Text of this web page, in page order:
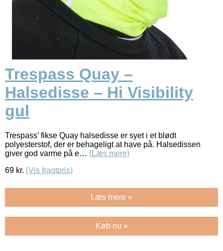
Trespass Quay –
Halsedisse – Hi Visibility
gul
Trespass’ fikse Quay halsedisse er syet i et blødt
polyesterstof, der er behageligt at have på. Halsedissen
giver god varme på e… (Læs mere)
69 kr. (Vis fragtpris)
Læs mere »
Køb nu »